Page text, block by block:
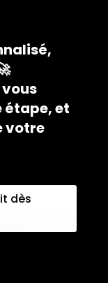
et
votre
dès